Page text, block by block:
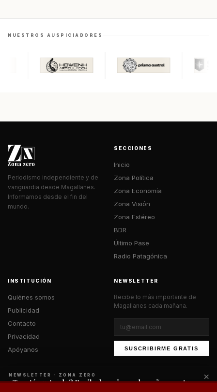
NUESTROS AUSPICIADORES
Periodismo independiente y de
vanguardia desde Magallanes.
Informamos desde el fin del
mundo.
SECCIONES
Inicio
Zona Política
Zona Economía
Zona Visión
Zona Estéreo
BDR
Último Pase
Radio Patagónica
INSTITUCIÓN
Quiénes somos
Publicidad
Contacto
Privacidad
Apóyanos
NEWSLETTER
Recibe lo más importante de
Magallanes cada mañana.
SUSCRIBIRME GRATIS
NEWSLETTER · ZONA ZERO
¿Te está gustando? Recibe lo mejor cada mañana en tu
×